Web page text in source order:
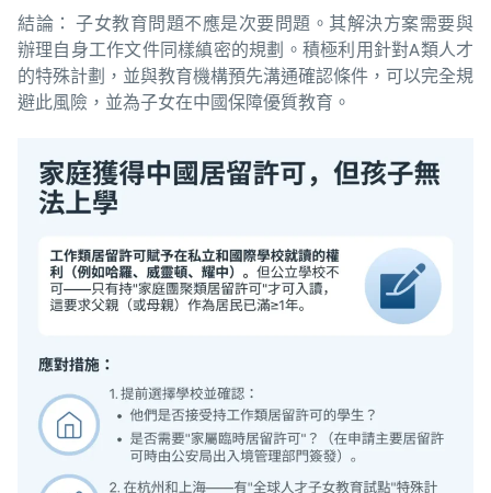
結論： 子女教育問題不應是次要問題。其解決方案需要與
辦理自身工作文件同樣縝密的規劃。積極利用針對A類人才
的特殊計劃，並與教育機構預先溝通確認條件，可以完全規
避此風險，並為子女在中國保障優質教育。